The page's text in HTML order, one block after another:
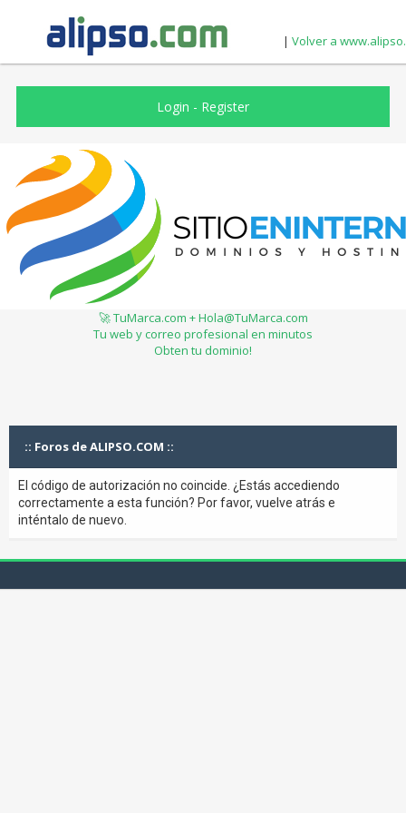
| Volver a
Login - Register
🚀 TuMarca.com + Hola@TuMarca.com
Tu web y correo profesional en minutos
Obten tu dominio!
:: Foros de ALIPSO.COM ::
El código de autorización no coincide. ¿Estás accediendo
correctamente a esta función? Por favor, vuelve atrás e
inténtalo de nuevo.